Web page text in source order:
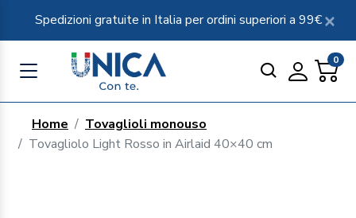
Spedizioni gratuite in Italia per ordini superiori a 99€
0
Home
Tovaglioli monouso
Tovagliolo Light Rosso in Airlaid 40×40 cm